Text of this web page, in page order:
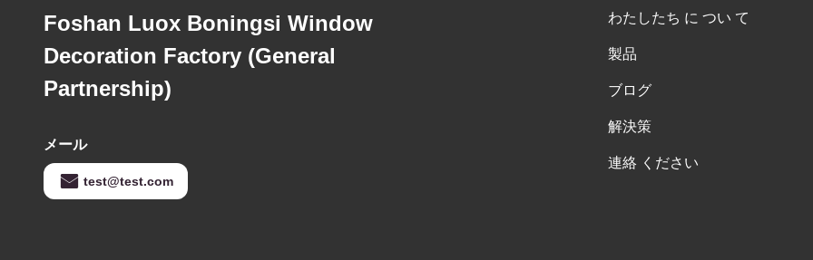
Foshan Luox Boningsi Window
Decoration Factory (General
Partnership)
メール
test@test.com
わたしたち に つい て
製品
ブログ
解決策
連絡 ください